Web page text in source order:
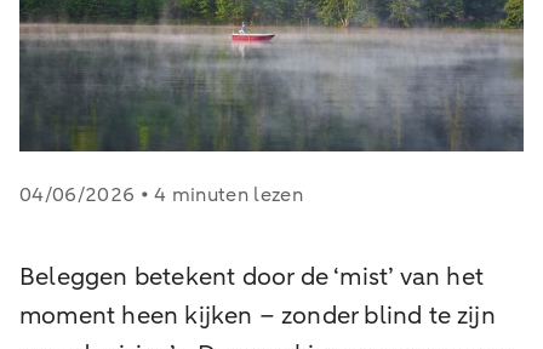
04/06/2026 • 4 minuten lezen
Beleggen betekent door de ‘mist’ van het
moment heen kijken – zonder blind te zijn